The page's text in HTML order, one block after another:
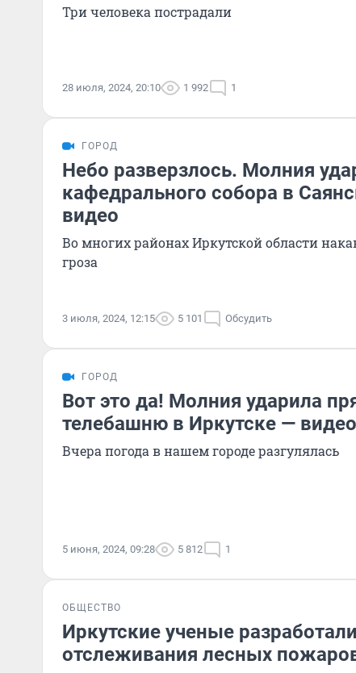
Три человека пострадали
28 июля, 2024, 20:10 1 992 1
ГОРОД
Небо разверзлось. Молния
кафедрального собора в
видео
Во многих районах Иркутской области
гроза
3 июля, 2024, 12:15 5 101 Обсудить
ГОРОД
Вот это да! Молния ударила
телебашню в Иркутске —
Вчера погода в нашем городе разгулялась
5 июня, 2024, 09:28 5 812 1
ОБЩЕСТВО
Иркутские ученые
отслеживания лесных